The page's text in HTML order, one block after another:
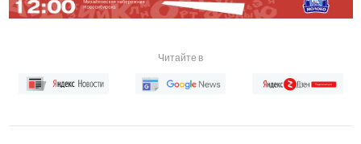
Читайте в